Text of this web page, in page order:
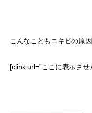
こんなこともニキビの原
[clink url=”ここに表示させ